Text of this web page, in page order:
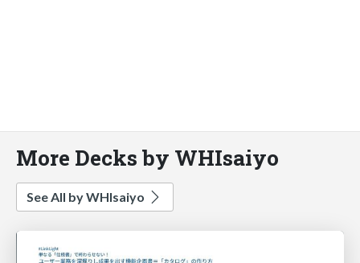
More Decks by WHIsaiyo
See All by WHIsaiyo